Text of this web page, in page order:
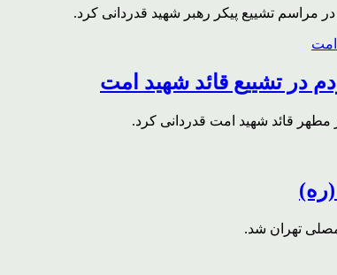
مراسم تشییع پیکر رهبر شهید قدردانی کرد.
در تشییع قائد شهید امت
مطهر قائد شهید امت قدردانی کرد.
تهران شد.